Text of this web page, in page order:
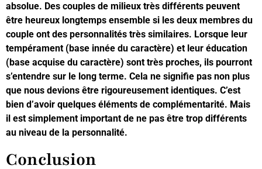
absolue. Des couples de milieux très différents peuvent
être heureux longtemps ensemble si les deux membres du
couple ont des personnalités très similaires. Lorsque leur
tempérament (base innée du caractère) et leur éducation
(base acquise du caractère) sont très proches, ils pourront
s’entendre sur le long terme. Cela ne signifie pas non plus
que nous devions être rigoureusement identiques. C’est
bien d’avoir quelques éléments de complémentarité. Mais
il est simplement important de ne pas être trop différents
au niveau de la personnalité.
Conclusion